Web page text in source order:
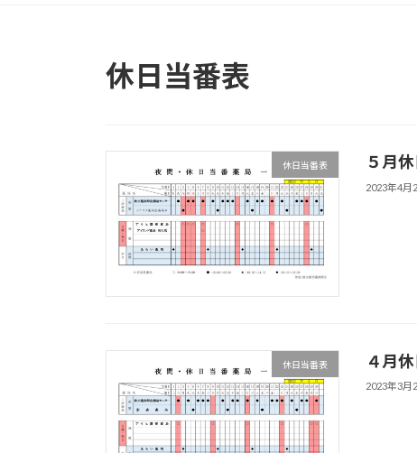
休日当番表
休日当番表 ５月
2023年4月
休日当番表 ４月
2023年3月